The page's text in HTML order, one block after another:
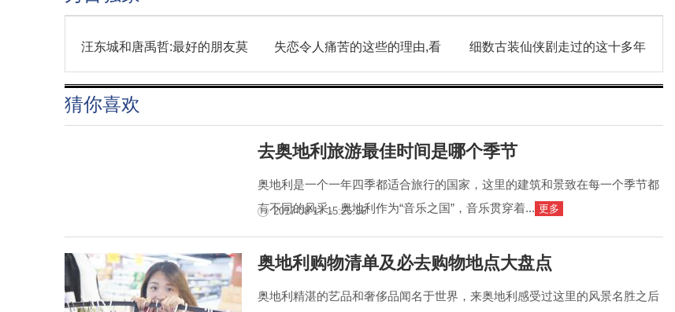
汪东城和唐禹哲:最好的朋友莫 失恋令人痛苦的这些的理由,看 细数古装仙侠剧走过的这十多年
猜你喜欢
去奥地利旅游最佳时间是哪个季节
奥地利是一个一年四季都适合旅行的国家，这里的建筑和景致在每一个季节都
有不同的风采。奥地利作为“音乐之国”，音乐贯穿着... 更多
2017-08-17 15:25:36
奥地利购物清单及必去购物地点大盘点
奥地利精湛的艺品和奢侈品闻名于世界，来奥地利感受过这里的风景名胜之后